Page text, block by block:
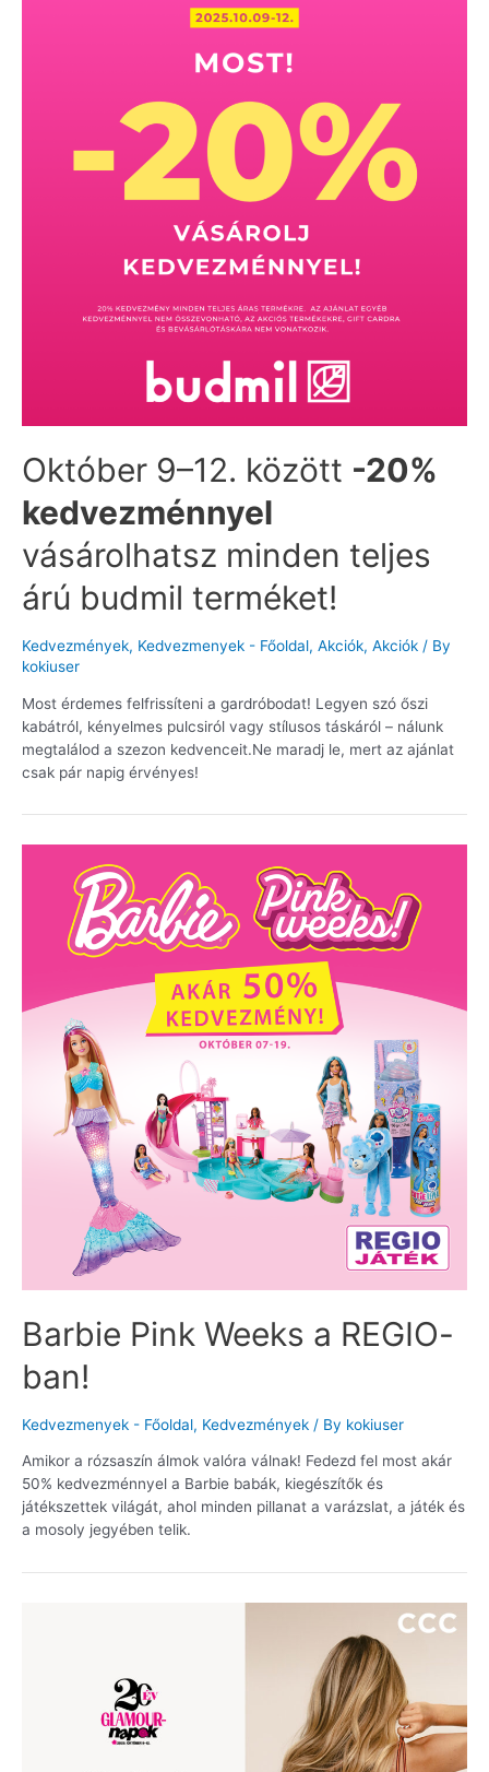
Október 9–12. között -20%
kedvezménnyel
vásárolhatsz minden teljes
árú budmil terméket!
Kedvezmények, Kedvezmenyek - Főoldal, Akciók, Akciók / By
kokiuser
Most érdemes felfrissíteni a gardróbodat! Legyen szó őszi
kabátról, kényelmes pulcsiról vagy stílusos táskáról – nálunk
megtalálod a szezon kedvenceit.Ne maradj le, mert az ajánlat
csak pár napig érvényes!
Barbie Pink Weeks a REGIO-
ban!
Kedvezmenyek - Főoldal, Kedvezmények / By kokiuser
Amikor a rózsaszín álmok valóra válnak! Fedezd fel most akár
50% kedvezménnyel a Barbie babák, kiegészítők és
játékszettek világát, ahol minden pillanat a varázslat, a játék és
a mosoly jegyében telik.